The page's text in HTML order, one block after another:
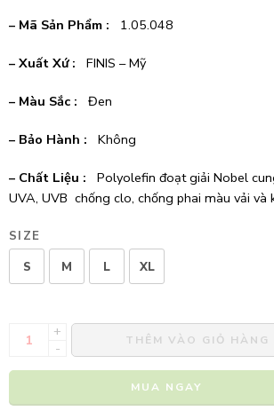
– Mã Sản Phẩm : 1.05.048
– Xuất Xứ : FINIS – Mỹ
– Màu Sắc : Đen
– Bảo Hành : Không
– Chất Liệu : Polyolefin đoạt giải Nobel
UVA, UVB chống clo, chống phai màu vải và
SIZE
S
M L XL
+
-
THÊM VÀO GIỎ HÀNG
MUA NGAY